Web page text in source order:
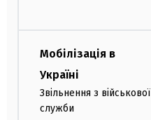
Мобілізація в
Україні
Звільнення з військової
служби